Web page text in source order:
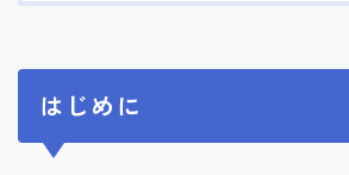
はじめに